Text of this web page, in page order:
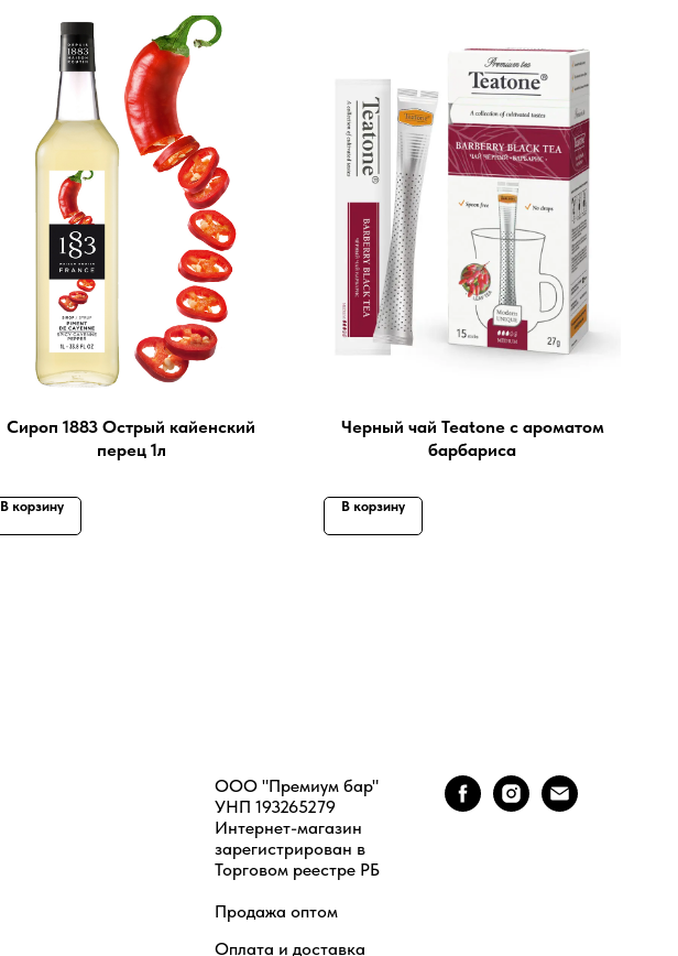
Сироп 1883 Острый кайенский
перец 1л
В корзину
Черный чай Teatone с ароматом
барбариса
В корзину
ООО "Премиум бар"
УНП 193265279
Интернет-магазин
зарегистрирован в
Торговом реестре РБ
Продажа оптом
Оплата и доставка